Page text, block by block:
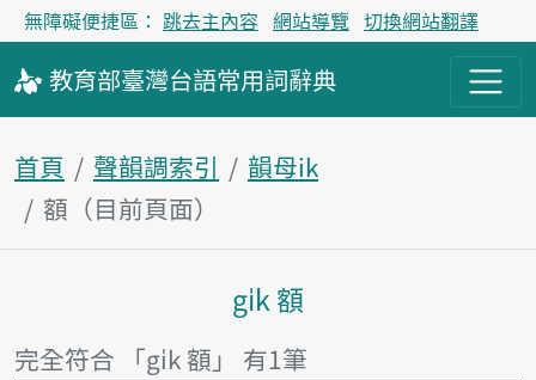
無障礙便捷區： 跳去主內容 網站導覽 切換網站翻譯
教育部臺灣台語常用詞辭典
首頁 聲韻調索引
韻母ik
額（目前頁面）
主內容區塊
gi̍k 額
完全符合 「gi̍k 額」 有1筆